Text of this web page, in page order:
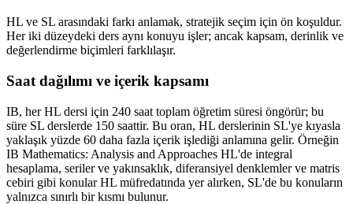
HL ve SL arasındaki farkı anlamak, stratejik seçim için ön koşuldur.
Her iki düzeydeki ders aynı konuyu işler; ancak kapsam, derinlik ve
değerlendirme biçimleri farklılaşır.
Saat dağılımı ve içerik kapsamı
IB, her HL dersi için 240 saat toplam öğretim süresi öngörür; bu
süre SL derslerde 150 saattir. Bu oran, HL derslerinin SL'ye kıyasla
yaklaşık yüzde 60 daha fazla içerik işlediği anlamına gelir. Örneğin
IB Mathematics: Analysis and Approaches HL'de integral
hesaplama, seriler ve yakınsaklık, diferansiyel denklemler ve matris
cebiri gibi konular HL müfredatında yer alırken, SL'de bu konuların
yalnızca sınırlı bir kısmı bulunur.